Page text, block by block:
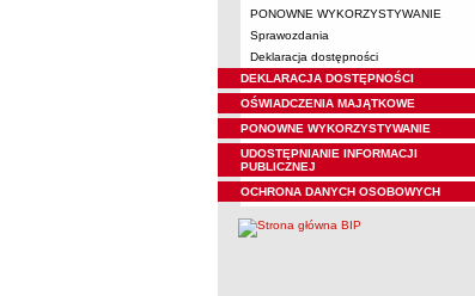
PONOWNE WYKORZYSTYWANIE
Sprawozdania
Deklaracja dostępności
DEKLARACJA DOSTĘPNOŚCI
OŚWIADCZENIA MAJĄTKOWE
PONOWNE WYKORZYSTYWANIE
UDOSTĘPNIANIE INFORMACJI
PUBLICZNEJ
OCHRONA DANYCH OSOBOWYCH